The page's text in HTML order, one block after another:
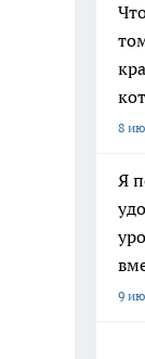
8
Я
9